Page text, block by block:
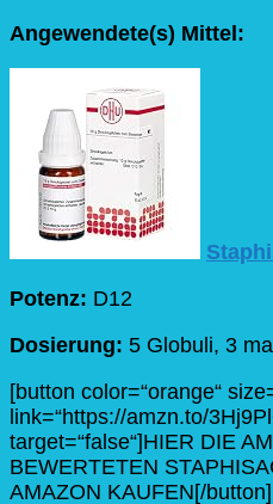
Angewendete(s) Mittel:
Potenz: D12
Dosierung: 5 Globuli, 3
[button color=“orange“
link=“https://amzn.to/
target=“false“]HIER DIE
BEWERTETEN
AMAZON KAUFEN[/button]